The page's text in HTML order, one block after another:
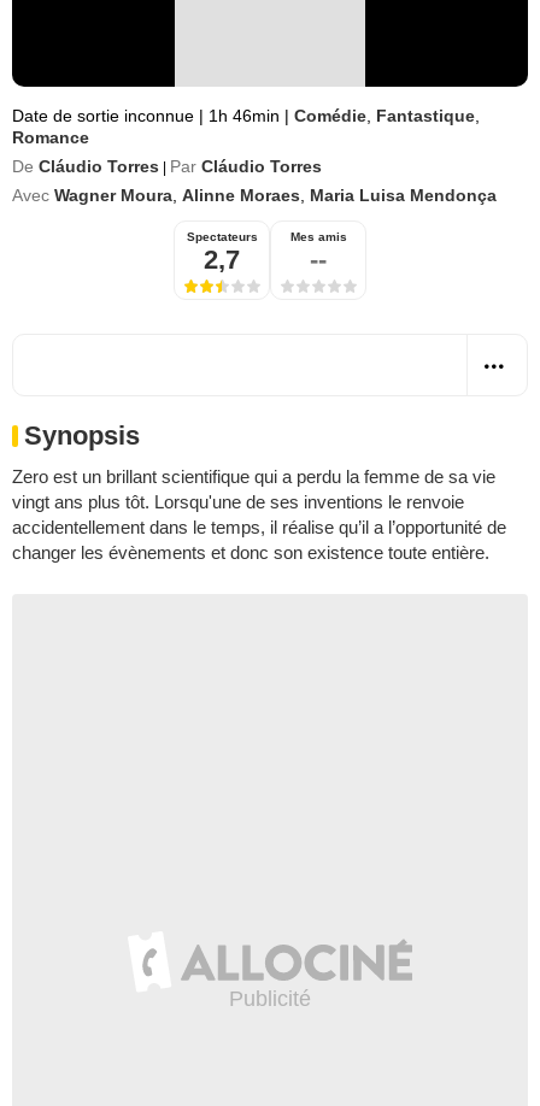
Date de sortie inconnue | 1h 46min | Comédie Fantastique
Romance
De Cláudio Torres Par Cláudio Torres
Avec Wagner Moura Alinne Moraes Maria Luisa Mendonça
Spectateurs
2,7
Mes amis
--
Synopsis
Zero est un brillant scientifique qui a perdu la femme de sa vie
vingt ans plus tôt. Lorsqu'une de ses inventions le renvoie
accidentellement dans le temps, il réalise qu’il a l’opportunité de
changer les évènements et donc son existence toute entière.